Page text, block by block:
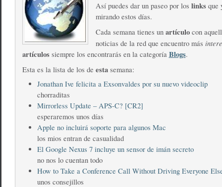
Así puedes dar un paseo por los linksque
mirando estos días.
Cada semana tienes un artículocon
noticias de la red que encuentro más
artículossiempre los encontrarás en la categoría Blogs.
Esta es la lista de los de esta semana:
Jonathan Ive felicita a Exsonvaldes por su nuevo videoclip
chorraditas
Mirrorless Update – APS-C? [CR2]
esperaremos unos días
Apple no incluirá soporte para algunos Mac
los mios entran de casualidad
El Google Nexus 7 incluye un sensor de imán secreto
no nos lo cuentan todo
How to Take a Conference Call Without Driving Everyone
unos consejillos